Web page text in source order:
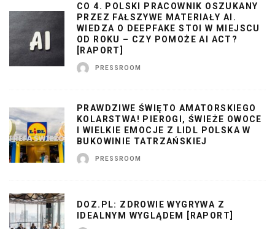
CO 4. POLSKI PRACOWNIK OSZUKANY
PRZEZ FAŁSZYWE MATERIAŁY AI.
WIEDZA O DEEPFAKE STOI W MIEJSCU
OD ROKU – CZY POMOŻE AI ACT?
[RAPORT]
PRESSROOM
PRAWDZIWE ŚWIĘTO AMATORSKIEGO
KOLARSTWA! PIEROGI, ŚWIEŻE OWOCE
I WIELKIE EMOCJE Z LIDL POLSKA W
BUKOWINIE TATRZAŃSKIEJ
PRESSROOM
DOZ.PL: ZDROWIE WYGRYWA Z
IDEALNYM WYGLĄDEM [RAPORT]